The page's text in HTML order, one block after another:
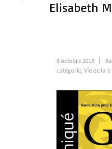
Elisabeth
8 octobre 2018
catégorie,Vie de la